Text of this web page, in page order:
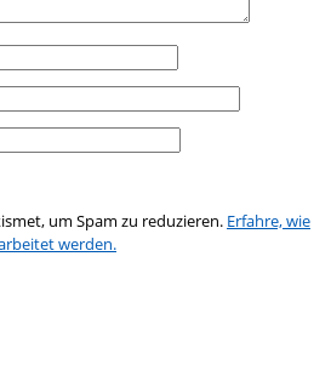
um Spam zu reduzieren. Erfahre, wie
werden.